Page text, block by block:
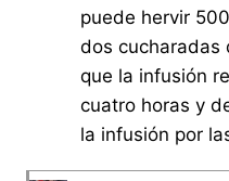
puede hervir
dos cucharadas
que la infusión
cuatro horas y
la infusión por